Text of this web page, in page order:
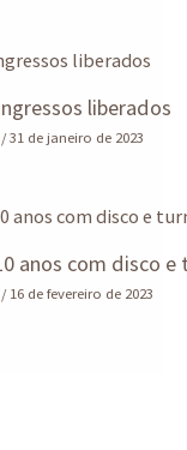
liberados
/31 de janeiro de 2023
anos com disco e
/16 de fevereiro de 2023